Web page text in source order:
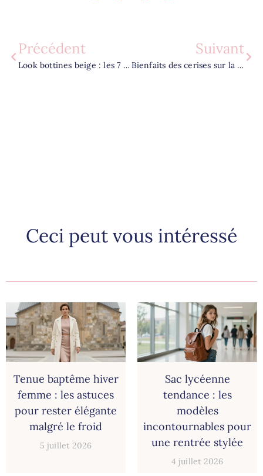
Précédent
Look bottines beige : les 7 idées de tenues pour un style moderne
Suivant
Bienfaits des cerises sur la santé : les 10 vertus pour l’organisme
Ceci peut vous intéressé
Tenue baptême hiver
femme : les astuces
pour rester élégante
malgré le froid
5 juillet 2026
Sac lycéenne
tendance : les
modèles
incontournables pour
une rentrée stylée
4 juillet 2026